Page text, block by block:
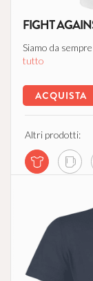
FIGHT
Siamo da
tutto
ACQUISTA
Altri prodotti: